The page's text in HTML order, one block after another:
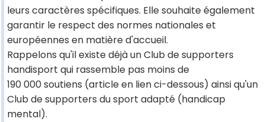
leurs caractères spécifiques. Elle souhaite également
garantir le respect des normes nationales et
européennes en matière d'accueil.
Rappelons qu'il existe déjà un Club de supporters
handisport qui rassemble pas moins de
190 000 soutiens (article en lien ci-dessous) ainsi qu'un
Club de supporters du sport adapté (handicap
mental).